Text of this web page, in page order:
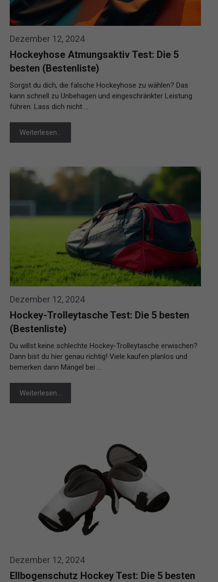
Dezember 12, 2024
Hockeyhose Atmungsaktiv Test: Die 5
besten (Bestenliste)
Sorgst du dich, die falsche Hockeyhose zu wählen? Das
kann schnell zu Unbehagen und eingeschränkter Leistung
führen. Lass dich nicht …
Weiterlesen…
Dezember 12, 2024
Hockey-Trolleytasche Test: Die 5 besten
(Bestenliste)
Du willst keine schlechte Hockey-Trolleytasche erwischen?
Dann bist du hier genau richtig! Viele kaufen planlos und
bemerken dann Mängel bei …
Weiterlesen…
Dezember 12, 2024
Ellbogenschutz Hockey Test: Die 5 besten